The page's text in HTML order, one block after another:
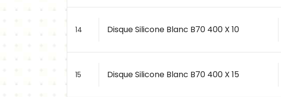
14 Disque Silicone Blanc B70 400 X 10
15 Disque Silicone Blanc B70 400 X 15